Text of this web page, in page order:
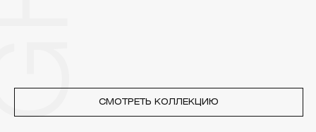
СМОТРЕТЬ КОЛЛЕКЦИЮ